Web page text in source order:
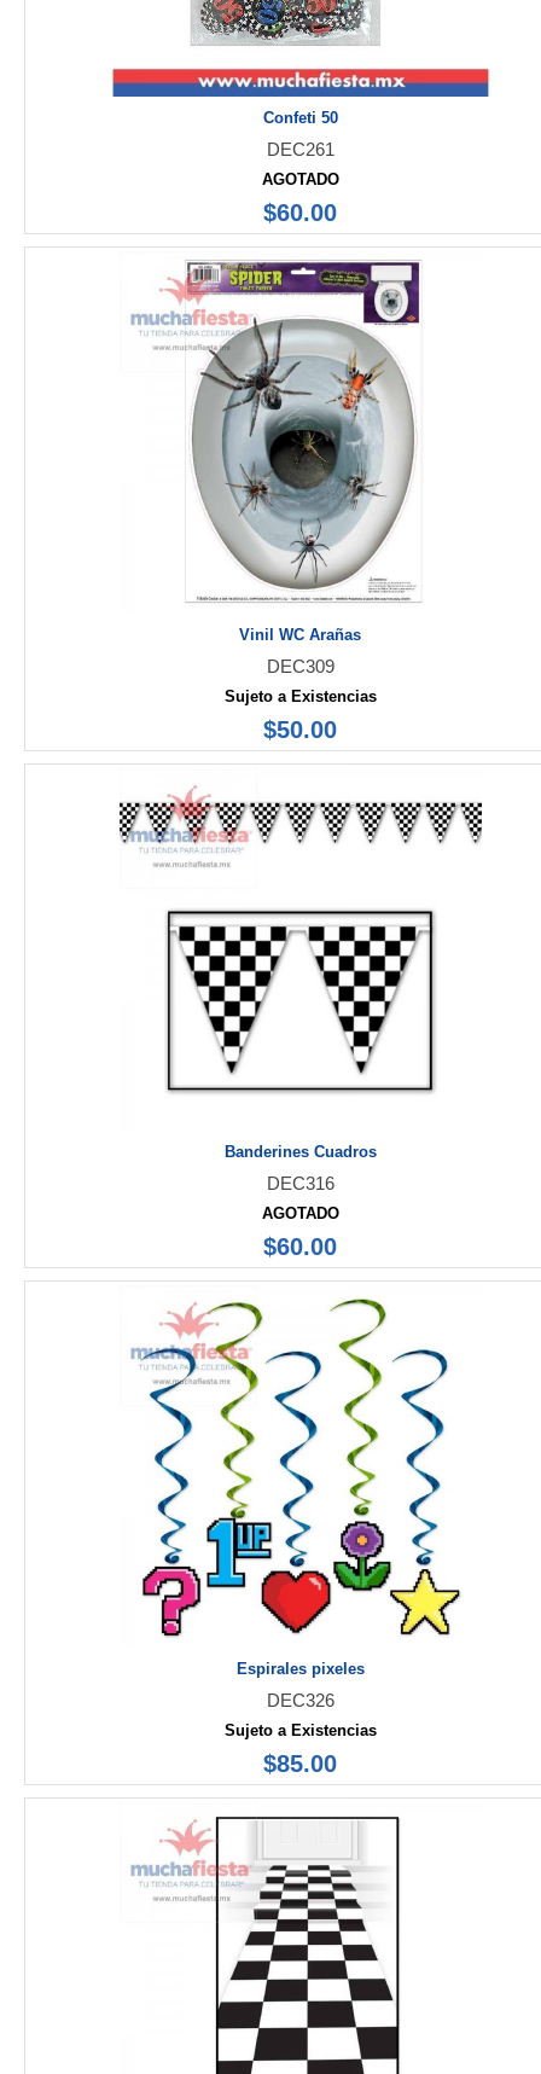
Confeti 50
DEC261
AGOTADO
$60.00
Vinil WC Arañas
DEC309
Sujeto a Existencias
$50.00
Banderines Cuadros
DEC316
AGOTADO
$60.00
Espirales pixeles
DEC326
Sujeto a Existencias
$85.00